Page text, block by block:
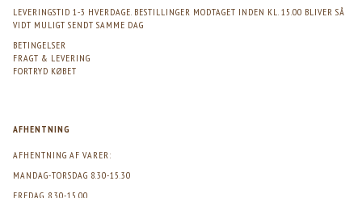
LEVERINGSTID 1-3 HVERDAGE. BESTILLINGER MODTAGET INDEN KL. 15.00 BLIVER SÅ
VIDT MULIGT SENDT SAMME DAG
BETINGELSER
FRAGT & LEVERING
FORTRYD KØBET
AFHENTNING
AFHENTNING AF VARER:
MANDAG-TORSDAG 8.30-15.30
FREDAG. 8.30-15.00